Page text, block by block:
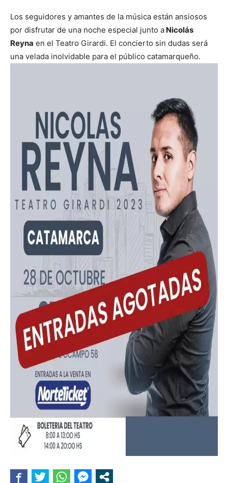
Los seguidores y amantes de la música están ansiosos
por disfrutar de una noche especial junto a Nicolás
Reyna en el Teatro Girardi. El concierto sin dudas será
una velada inolvidable para el público catamarqueño.